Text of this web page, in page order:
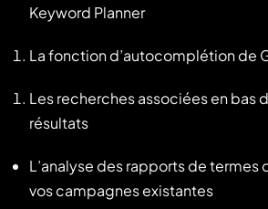
Keyword Planner
La fonction d’autocomplétion de
Les recherches associées en bas
résultats
L’analyse des rapports de termes
vos campagnes existantes